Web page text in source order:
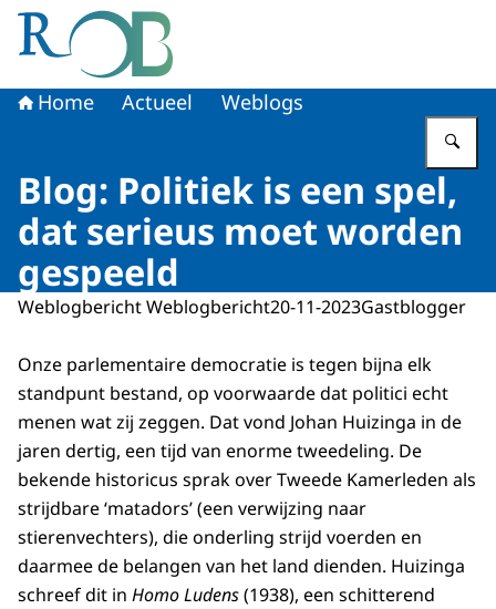
Naar de homepage van Raad voor het Openbaar Bestuur
Home Actueel Weblogs
Blog: Politiek is een spel,
dat serieus moet worden
gespeeld
Weblogbericht Weblogbericht20-11-2023Gastblogger
Onze parlementaire democratie is tegen bijna elk
standpunt bestand, op voorwaarde dat politici echt
menen wat zij zeggen. Dat vond Johan Huizinga in de
jaren dertig, een tijd van enorme tweedeling. De
bekende historicus sprak over Tweede Kamerleden als
strijdbare ‘matadors’ (een verwijzing naar
stierenvechters), die onderling strijd voerden en
daarmee de belangen van het land dienden. Huizinga
schreef dit in Homo Ludens(1938), een schitterend